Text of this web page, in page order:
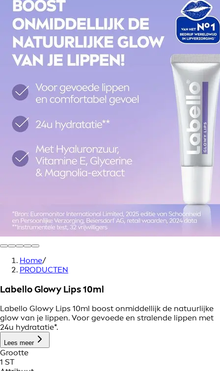
Home/
PRODUCTEN
Labello Glowy Lips 10ml
Labello Glowy Lips 10ml boost onmiddellijk de natuurlijke
glow van je lippen. Voor gevoede en stralende lippen met
24u hydratatie*.
Lees meer
Grootte
1 ST